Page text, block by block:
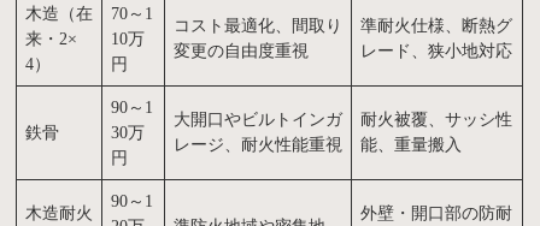
木造（在
来・2×
4）
70～1
10万
円
コスト最適化、間取り
変更の自由度重視
準耐火仕様、断熱グ
レード、狭小地対応
鉄骨
90～1
30万
円
大開口やビルトインガ
レージ、耐火性能重視
耐火被覆、サッシ性
能、重量搬入
木造耐火
90～1
外壁・開口部の防耐